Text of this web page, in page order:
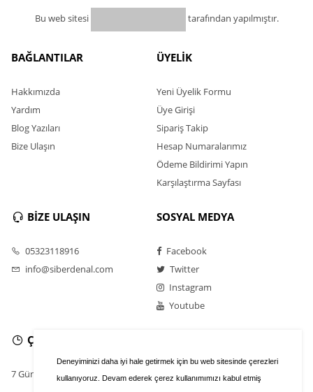
Deneyiminizi daha iyi hale getirmek için bu web sitesinde çerezleri
kullanıyoruz. Devam ederek çerez kullanımımızı kabul etmiş
Bu web sitesi tarafından yapılmıştır.
BAĞLANTILAR
Hakkımızda
Yardım
Blog Yazıları
Bize Ulaşın
ÜYELİK
Yeni Üyelik Formu
Üye Girişi
Sipariş Takip
Hesap Numaralarımız
Ödeme Bildirimi Yapın
Karşılaştırma Sayfası
BİZE ULAŞIN
05323118916
info@siberdenal.com
SOSYAL MEDYA
Facebook
Twitter
Instagram
Youtube
ÇALIŞMA SAATLERİ
7 Gün / 24 Saat